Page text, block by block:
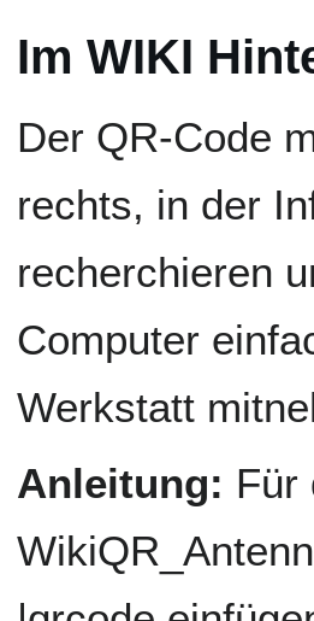
Im WIKI
Der QR-Code
rechts, in der
recherchieren
Computer
Werkstatt
Anleitung: Für